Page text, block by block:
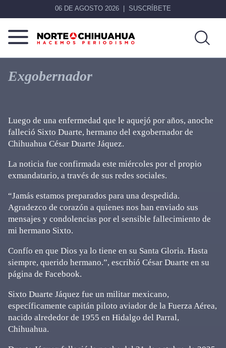
06 DE AGOSTO 2026 SUSCRÍBETE
Norte
De
Chihuahua
Más
que
noticias,
Exgobernador
Luego de una enfermedad que le aquejó por años, anoche
falleció Sixto Duarte, hermano del exgobernador de
Chihuahua César Duarte Jáquez.
La noticia fue confirmada este miércoles por el propio
exmandatario, a través de sus redes sociales.
“Jamás estamos preparados para una despedida.
Agradezco de corazón a quienes nos han enviado sus
mensajes y condolencias por el sensible fallecimiento de
mi hermano Sixto.
Confío en que Dios ya lo tiene en su Santa Gloria. Hasta
siempre, querido hermano.”, escribió César Duarte en su
página de Facebook.
Sixto Duarte Jáquez fue un militar mexicano,
específicamente capitán piloto aviador de la Fuerza Aérea,
nacido alrededor de 1955 en Hidalgo del Parral,
Chihuahua.